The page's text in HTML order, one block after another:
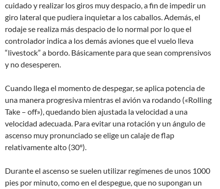
cuidado y realizar los giros muy despacio, a fin de impedir un
giro lateral que pudiera inquietar a los caballos. Además, el
rodaje se realiza más despacio de lo normal por lo que el
controlador indica a los demás aviones que el vuelo lleva
“livestock” a bordo. Básicamente para que sean comprensivos
y no desesperen.
Cuando llega el momento de despegar, se aplica potencia de
una manera progresiva mientras el avión va rodando («Rolling
Take – off»), quedando bien ajustada la velocidad a una
velocidad adecuada. Para evitar una rotación y un ángulo de
ascenso muy pronunciado se elige un calaje de flap
relativamente alto (30º).
Durante el ascenso se suelen utilizar regímenes de unos 1000
pies por minuto, como en el despegue, que no supongan un